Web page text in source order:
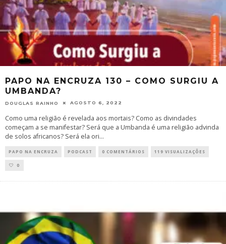
PAPO NA ENCRUZA 130 – COMO SURGIU A
UMBANDA?
DOUGLAS RAINHO AGOSTO 6, 2022
Como uma religião é revelada aos mortais? Como as divindades
começam a se manifestar? Será que a Umbanda é uma religião advinda
de solos africanos? Será ela ori...
PAPO NA ENCRUZA PODCAST 0 COMENTÁRIOS 119 VISUALIZAÇÕES
0